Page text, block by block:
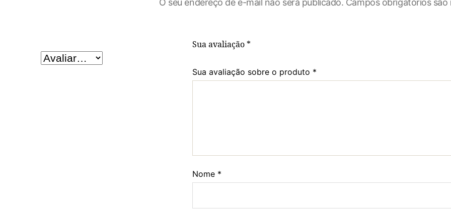
O seu endereço de e-mail não será publicado. Campos obrigatórios
Sua avaliação *
Sua avaliação sobre o produto *
Nome *